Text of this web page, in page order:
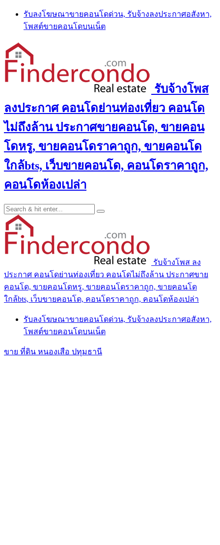
Skip
content
รับลงโฆษณาขายคอนโดด่วน, รับจ้างลงประกาศอสังหา,
โพสต์ขายคอนโดบนเน็ต
รับจ้างโพส
ลงประกาศ คอนโดย่านท่องเที่ยว คอนโด
ไม่ถึงล้าน ประกาศขายคอนโด, ขายคอน
โดหรู, ขายคอนโดราคาถูก, ขายคอนโด
ใกล้bts, เว็บขายคอนโด, คอนโดราคาถูก,
คอนโดห้องเปล่า
รับจ้างโพส ลง
ประกาศ คอนโดย่านท่องเที่ยว คอนโดไม่ถึงล้าน ประกาศขาย
คอนโด, ขายคอนโดหรู, ขายคอนโดราคาถูก, ขายคอนโด
ใกล้bts, เว็บขายคอนโด, คอนโดราคาถูก, คอนโดห้องเปล่า
รับลงโฆษณาขายคอนโดด่วน, รับจ้างลงประกาศอสังหา,
โพสต์ขายคอนโดบนเน็ต
ขาย ที่ดิน หนองเสือ ปทุมธานี